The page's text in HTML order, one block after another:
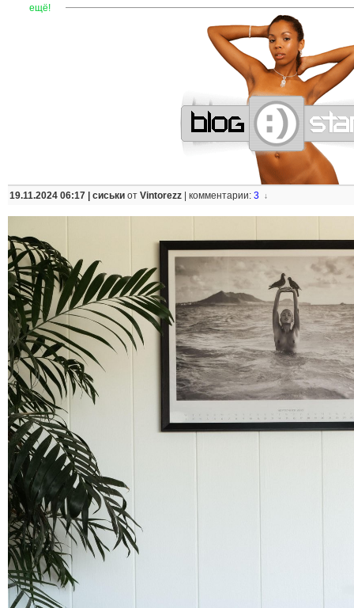
ещё! ——————————————————————
19.11.2024 06:17 | сиськи от Vintorezz комментарии: 3 ↓